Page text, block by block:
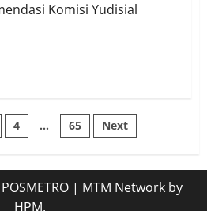
Komisi Yudisial
4 … 65 Next
| MTM Network by
HPM.